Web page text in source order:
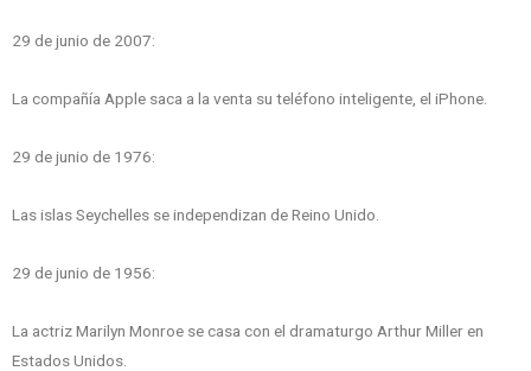
29 de junio de 2007:
La compañía Apple saca a la venta su teléfono inteligente, el iPhone.
29 de junio de 1976:
Las islas Seychelles se independizan de Reino Unido.
29 de junio de 1956:
La actriz Marilyn Monroe se casa con el dramaturgo Arthur Miller en
Estados Unidos.